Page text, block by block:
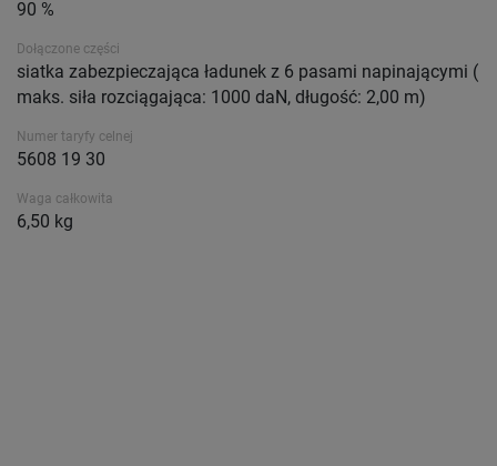
90 %
Dołączone części
siatka zabezpieczająca ładunek z 6 pasami napinającymi (
maks. siła rozciągająca: 1000 daN, długość: 2,00 m)
Numer taryfy celnej
5608 19 30
Waga całkowita
6,50 kg